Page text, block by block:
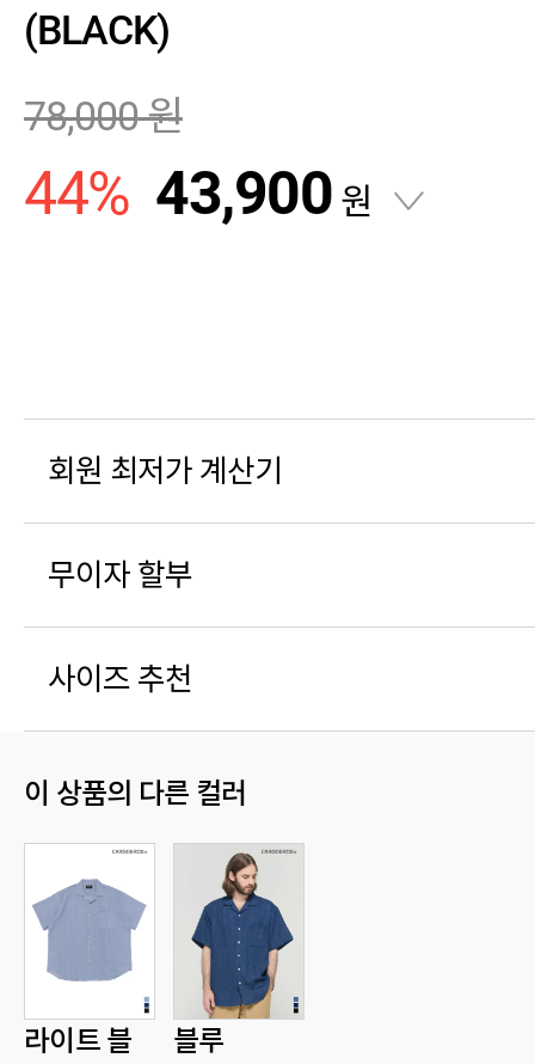
(BLACK)
78,000원
44% 43,900 원
회원 최저가 계산기
무이자 할부
사이즈 추천
이 상품의 다른 컬러
라이트 블
블루